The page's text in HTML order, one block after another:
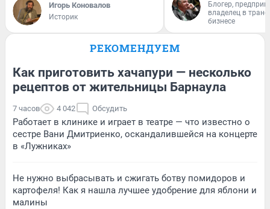
Игорь Коновалов
Историк
Блогер,
владелец в
бизнесе
РЕКОМЕНДУЕМ
Как приготовить хачапури — несколько
рецептов от жительницы Барнаула
7 часов 4 042 Обсудить
Работает в клинике и играет в театре — что известно о
сестре Вани Дмитриенко, оскандалившейся на концерте
в «Лужниках»
Не нужно выбрасывать и сжигать ботву помидоров и
картофеля! Как я нашла лучшее удобрение для яблони и
малины